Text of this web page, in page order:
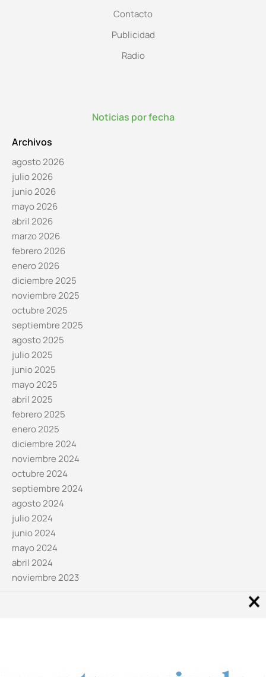
Contacto
Publicidad
Radio
Noticias por fecha
Archivos
agosto 2026
julio 2026
junio 2026
mayo 2026
abril 2026
marzo 2026
febrero 2026
enero 2026
diciembre 2025
noviembre 2025
octubre 2025
septiembre 2025
agosto 2025
julio 2025
junio 2025
mayo 2025
abril 2025
febrero 2025
enero 2025
diciembre 2024
noviembre 2024
octubre 2024
septiembre 2024
agosto 2024
julio 2024
junio 2024
mayo 2024
abril 2024
noviembre 2023